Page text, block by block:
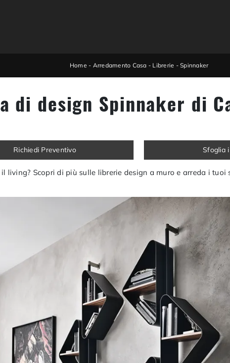
Home - Arredamento Casa - Librerie - Spinnaker
di design Spinnaker di
Richiedi Preventivo Sfoglia
living? Scopri di più sulle librerie design a muro e arreda i tuoi